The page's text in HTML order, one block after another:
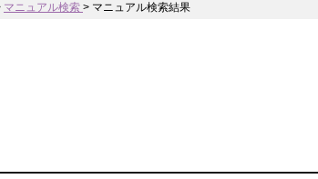
マニュアル検索 > マニュアル検索結果